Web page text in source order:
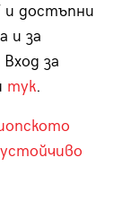
и достъпни
и за
за
тук.